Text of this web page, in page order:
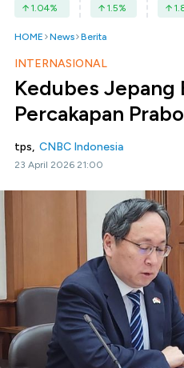
1.04% 1.5%
HOME News Berita
INTERNASIONAL
Kedubes Jepang
Percakapan
tps, CNBC Indonesia
23 April 2026 21:00